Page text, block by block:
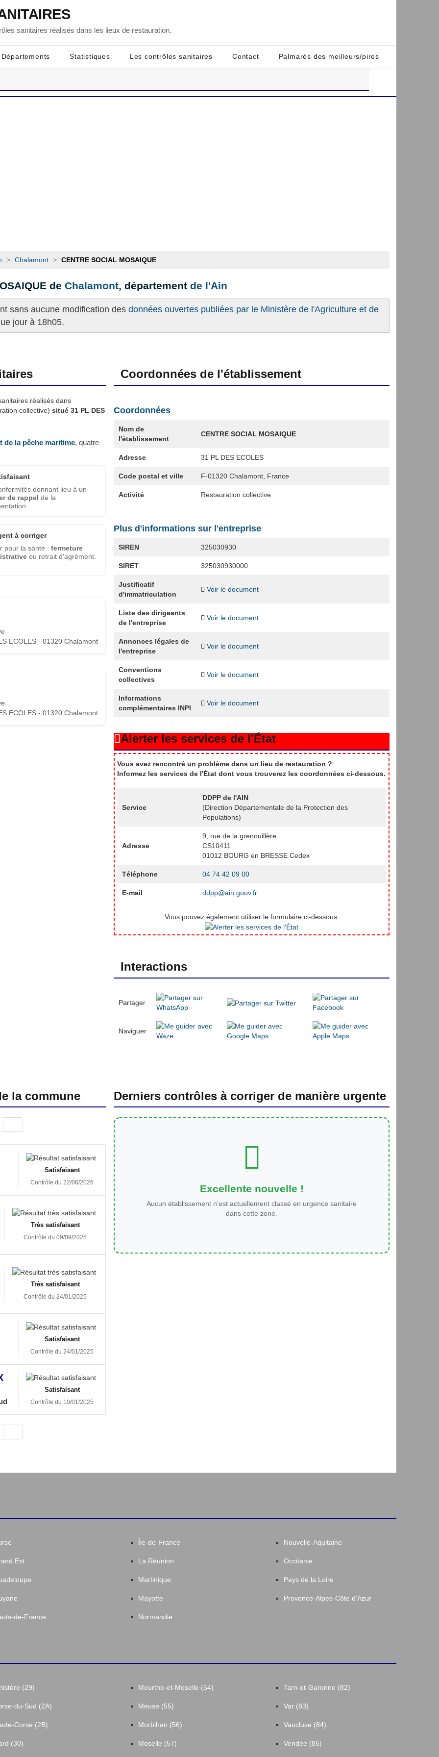
sanitaires réalisés dans les lieux de restauration.
Départements Statistiques Les contrôles sanitaires Contact Palmarès des meilleurs/pires
> Chalamont > CENTRE SOCIAL MOSAIQUE
de Chalamont, département de l'Ain
sans aucune modification des données ouvertes publiées par le Ministère de l'Agriculture et de
jour à 18h05.
réalisés dans
collective) situé 31 PL DES
de la pêche maritime, quatre
donnant lieu à un
de rappel de la
à corriger
pour la santé : fermeture
ou retrait d'agrément.
ECOLES - 01320 Chalamont
ECOLES - 01320 Chalamont
Coordonnées de l'établissement
Coordonnées
Nom de
l'établissement
CENTRE SOCIAL MOSAIQUE
Adresse 31 PL DES ECOLES
Code postal et ville F-01320 Chalamont, France
Activité Restauration collective
Plus d'informations sur l'entreprise
SIREN 325030930
SIRET 325030930000
Justificatif
d'immatriculation
Voir le document
Liste des dirigeants
de l'entreprise
Voir le document
Annonces légales de
l'entreprise
Voir le document
Conventions
collectives
Voir le document
Informations
complémentaires INPI
Voir le document
Alerter les services de l'État
Vous avez rencontré un problème dans un lieu de restauration ?
Informez les services de l'État dont vous trouverez les coordonnées ci-dessous.
Service
DDPP de l'AIN
(Direction Départementale de la Protection des
Populations)
Adresse
9, rue de la grenouillère
CS10411
01012 BOURG en BRESSE Cedex
Téléphone 04 74 42 09 00
E-mail ddpp@ain.gouv.fr
Vous pouvez également utiliser le formulaire ci-dessous.
Interactions
Partager
Naviguer
la commune
Satisfaisant
Contrôle du 22/06/2026
Très satisfaisant
Contrôle du 09/09/2025
Très satisfaisant
Contrôle du 24/01/2025
Satisfaisant
Contrôle du 24/01/2025
Satisfaisant
Contrôle du 10/01/2025
Derniers contrôles à corriger de manière urgente
Excellente nouvelle !
Aucun établissement n'est actuellement classé en urgence sanitaire
dans cette zone.
Est
de-France
Île-de-France
La Réunion
Martinique
Mayotte
Normandie
Nouvelle-Aquitaine
Occitanie
Pays de la Loire
Provence-Alpes-Côte d'Azur
(29)
du-Sud (2A)
Corse (2B)
(30)
Meurthe-et-Moselle (54)
Meuse (55)
Morbihan (56)
Moselle (57)
Tarn-et-Garonne (82)
Var (83)
Vaucluse (84)
Vendée (85)